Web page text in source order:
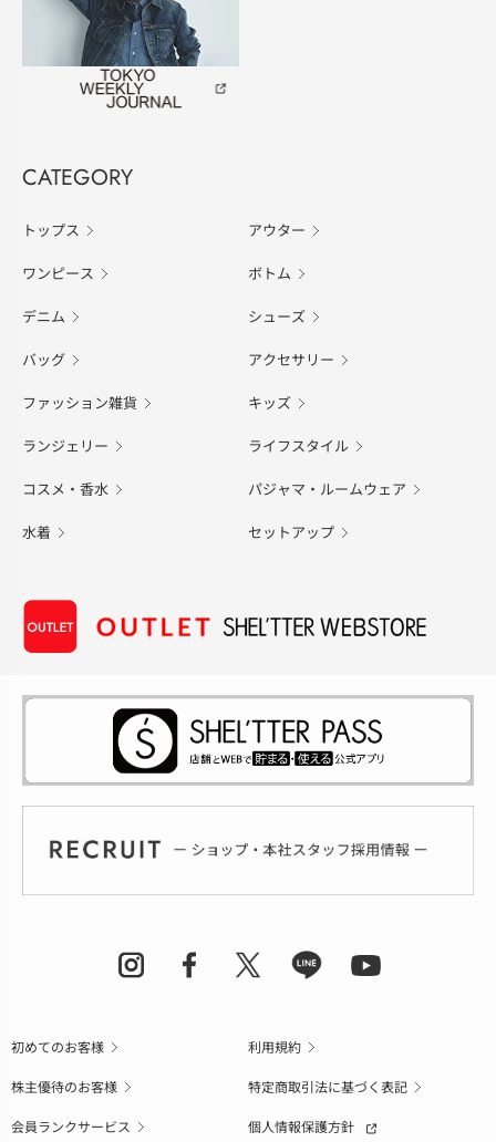
CATEGORY
トップス アウター
ワンピース ボトム
デニム シューズ
バッグ アクセサリー
ファッション雑貨 キッズ
ランジェリー ライフスタイル
コスメ・香水 パジャマ・ルームウェア
水着 セットアップ
初めてのお客様
利用規約
株主優待のお客様
特定商取引法に基づく表記
会員ランクサービス
個人情報保護方針